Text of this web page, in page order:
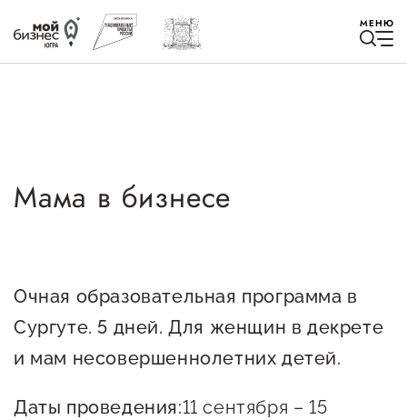
МЕНЮ
Избранное
Истории успеха
Мероприятия
Онлайн-витрина продукции
Мама в бизнесе
Очная образовательная программа в
Сургуте. 5 дней. Для женщин в декрете
и мам несовершеннолетних детей.
Даты проведения:11 сентября – 15